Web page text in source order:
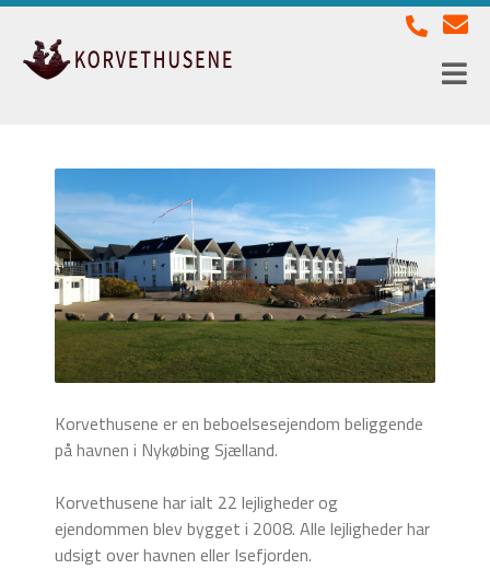
Korvethusene er en beboelsesejendom beliggende
på havnen i Nykøbing Sjælland.
Korvethusene har ialt 22 lejligheder og
ejendommen blev bygget i 2008. Alle lejligheder har
udsigt over havnen eller Isefjorden.